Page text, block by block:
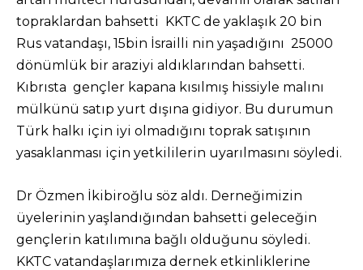
topraklardan bahsetti KKTC de yaklaşık 20 bin
Rus vatandaşı, 15bin İsrailli nin yaşadığını 25000
dönümlük bir araziyi aldıklarından bahsetti.
Kıbrısta gençler kapana kısılmış hissiyle malını
mülkünü satıp yurt dışına gidiyor. Bu durumun
Türk halkı için iyi olmadığını toprak satışının
yasaklanması için yetkililerin uyarılmasını söyledi.
Dr Özmen İkibiroğlu söz aldı. Derneğimizin
üyelerinin yaşlandığından bahsetti geleceğin
gençlerin katılımına bağlı olduğunu söyledi.
KKTC vatandaşlarımıza dernek etkinliklerine